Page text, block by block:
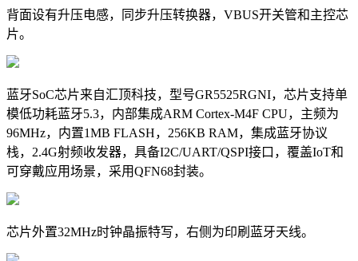
背面设有升压电感，同步升压转换器，VBUS开关管和主控芯
片。
蓝牙SoC芯片来自汇顶科技，型号GR5525RGNI，芯片支持单
模低功耗蓝牙5.3，内部集成ARM Cortex-M4F CPU，主频为
96MHz，内置1MB FLASH，256KB RAM，集成蓝牙协议
栈，2.4G射频收发器，具备I2C/UART/QSPI接口，覆盖IoT和
可穿戴应用场景，采用QFN68封装。
芯片外置32MHz时钟晶振特写，右侧为印刷蓝牙天线。